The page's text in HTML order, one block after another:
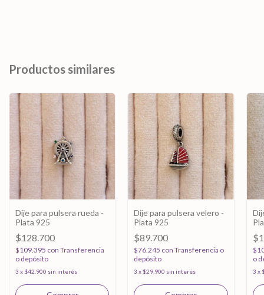
Productos similares
Dije para pulsera rueda -
Plata 925
$128.700
$109.395 con Transferencia
o depósito
3 x $42.900 sin interés
Dije para pulsera velero -
Plata 925
$89.700
$76.245 con Transferencia o
depósito
3 x $29.900 sin interés
o
3 x